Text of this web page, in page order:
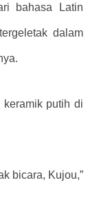
bahasa Latin
dalam
putih di
bicara, Kujou,”